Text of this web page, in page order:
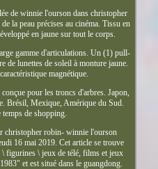
de winnie l'ourson dans christopher
la peau précises au cinéma. Tissu en
en jaune sur tout le corps.
gamme d'articulations. Un (1) pull-
de lunettes de soleil à monture jaune.
magnétique.
pour les troncs d'arbres. Japon,
Brésil, Mexique, Amérique du Sud.
de shopping.
christopher robin- winnie l'ourson
16 mai 2019. Cet article se trouve
figurines \ jeux de télé, films et jeux
et est situé dans le guangdong.